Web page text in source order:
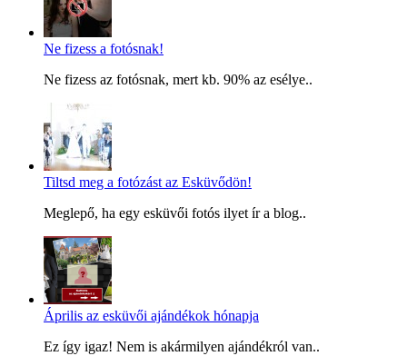
Ne fizess a fotósnak!
Ne fizess az fotósnak, mert kb. 90% az esélye..
Tiltsd meg a fotózást az Esküvődön!
Meglepő, ha egy esküvői fotós ilyet ír a blog..
Április az esküvői ajándékok hónapja
Ez így igaz! Nem is akármilyen ajándékról van..